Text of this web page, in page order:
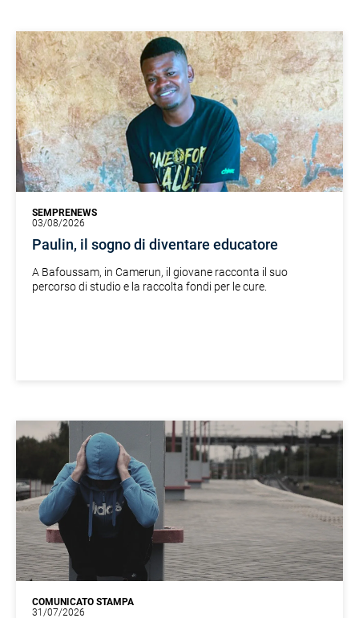
SEMPRENEWS
03/08/2026
Paulin, il sogno di diventare educatore
A Bafoussam, in Camerun, il giovane racconta il suo
percorso di studio e la raccolta fondi per le cure.
COMUNICATO STAMPA
31/07/2026